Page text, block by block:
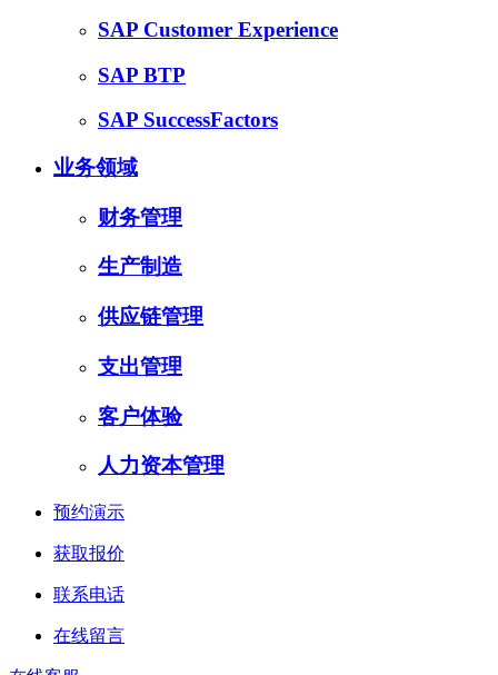
SAP Customer Experience
SAP BTP
SAP SuccessFactors
业务领域
财务管理
生产制造
供应链管理
支出管理
客户体验
人力资本管理
预约演示
获取报价
联系电话
在线留言